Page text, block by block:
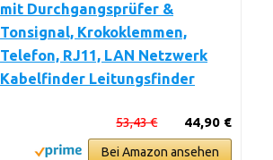
mit Durchgangsprüfer &
Tonsignal, Krokoklemmen,
Telefon, RJ11, LAN Netzwerk
Kabelfinder Leitungsfinder
44,90 €
53,43 €
Bei Amazon ansehen